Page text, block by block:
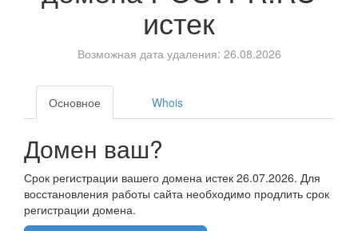
истек
Возможная дата удаления: 26.08.2026
Основное Whois
Домен ваш?
Срок регистрации вашего домена истек 26.07.2026. Для
восстановления работы сайта необходимо продлить срок
регистрации домена.